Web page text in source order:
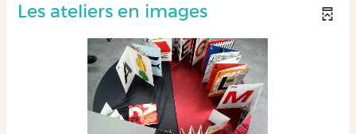
Les ateliers en images